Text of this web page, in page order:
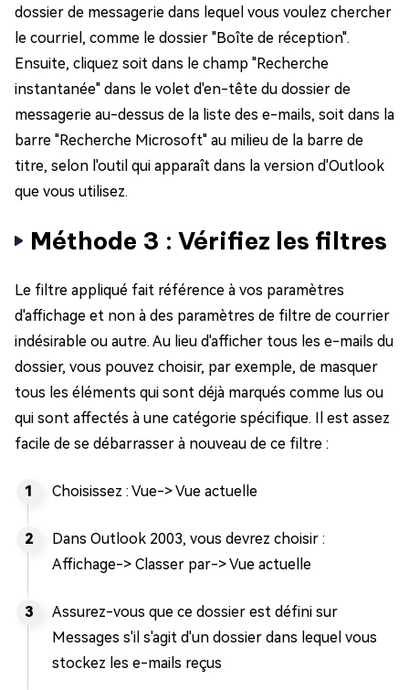
dossier de messagerie dans lequel vous voulez chercher
le courriel, comme le dossier "Boîte de réception".
Ensuite, cliquez soit dans le champ "Recherche
instantanée" dans le volet d'en-tête du dossier de
messagerie au-dessus de la liste des e-mails, soit dans la
barre "Recherche Microsoft" au milieu de la barre de
titre, selon l'outil qui apparaît dans la version d'Outlook
que vous utilisez.
Méthode 3 : Vérifiez les filtres
Le filtre appliqué fait référence à vos paramètres
d'affichage et non à des paramètres de filtre de courrier
indésirable ou autre. Au lieu d'afficher tous les e-mails du
dossier, vous pouvez choisir, par exemple, de masquer
tous les éléments qui sont déjà marqués comme lus ou
qui sont affectés à une catégorie spécifique. Il est assez
facile de se débarrasser à nouveau de ce filtre :
Choisissez : Vue-> Vue actuelle
Dans Outlook 2003, vous devrez choisir :
Affichage-> Classer par-> Vue actuelle
Assurez-vous que ce dossier est défini sur
Messages s'il s'agit d'un dossier dans lequel vous
stockez les e-mails reçus